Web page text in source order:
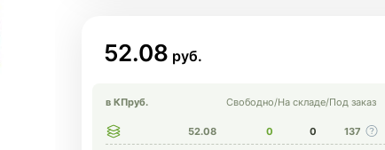
52.08
в КПруб. Свободно/На складе/Под заказ
52.08 0 0 137